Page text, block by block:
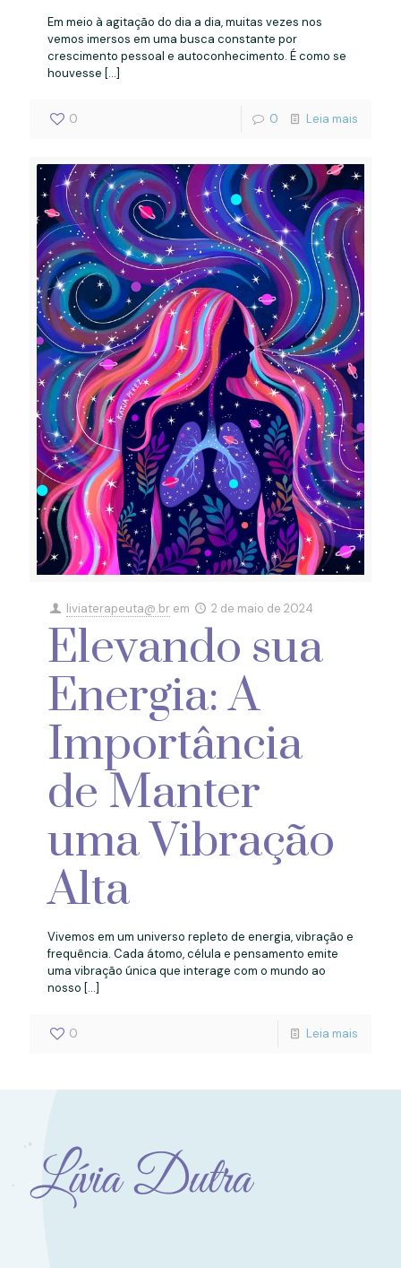
Em meio à agitação do dia a dia, muitas vezes nos
vemos imersos em uma busca constante por
crescimento pessoal e autoconhecimento. É como se
houvesse […]
0 0 Leia mais
liviaterapeuta@.br em 2 de maio de 2024
Elevando sua
Energia: A
Importância
de Manter
uma Vibração
Alta
Vivemos em um universo repleto de energia, vibração e
frequência. Cada átomo, célula e pensamento emite
uma vibração única que interage com o mundo ao
nosso […]
0 Leia mais